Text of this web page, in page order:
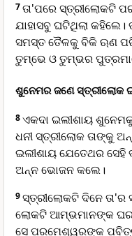
7ତା'ପରେ ସ୍ତ୍ରୀଲୋକଟି
ଯାହାସବୁ ଘଟିଥିଲା
ସମସ୍ତ ତୈଳକୁ ବିକି ଋଣ
ତୁମ୍ଭେ ଓ ତୁମ୍ଭର
ଶୁନେମର ଜଣେ ସ୍ତ୍ରୀଲୋକ
8ଏକଦା ଇଲୀଶାୟ
ଧନୀ ସ୍ତ୍ରୀଲୋକ ତାଙ୍କୁ
ଇଲୀଶାୟ ଯେତେଥର ସେହି
ଅନ୍ନ ଭୋଜନ କଲେ।
9ସ୍ତ୍ରୀଲୋକଟି ଦିନେ ତା'ର
ଲୋକଟି ଆମ୍ଭମାନଙ୍କ ଘର
ସେ ପରମେଶ୍ୱରଙ୍କ